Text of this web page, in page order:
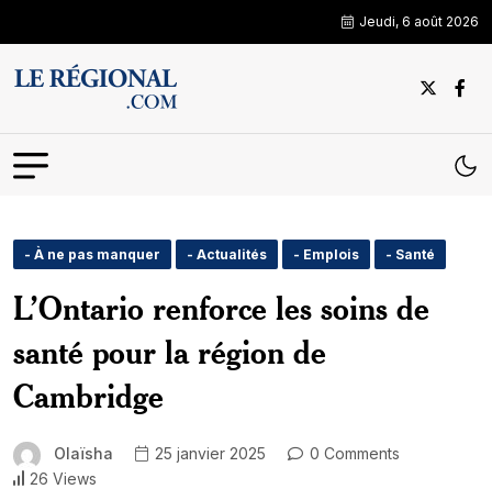
Jeudi, 6 août 2026
- À ne pas manquer - Actualités - Emplois - Santé
L’Ontario renforce les soins de
santé pour la région de
Cambridge
Olaïsha 25 janvier 2025
0 Comments
26 Views